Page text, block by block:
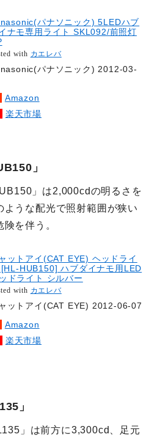
パナソニック) 5LEDハブ
ナモ専用ライト SKL092/前照灯
with カエレバ
パナソニック) 2012-03-
Amazon
楽天市場
」
」は2,000cdの明るさを
うな配光で照射範囲が狭い
を伴う。
ットアイ(CAT EYE) ヘッドライ
[HL-HUB150] ハブダイナモ用LED
ドライト シルバー
with カエレバ
ットアイ(CAT EYE) 2012-06-07
Amazon
楽天市場
」
」は前方に3,300cd、足元